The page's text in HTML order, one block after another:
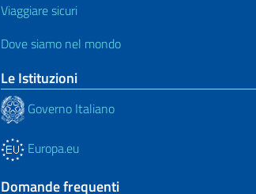
Viaggiare sicuri
Dove siamo nel mondo
Le Istituzioni
Governo Italiano
Europa.eu
Domande frequenti